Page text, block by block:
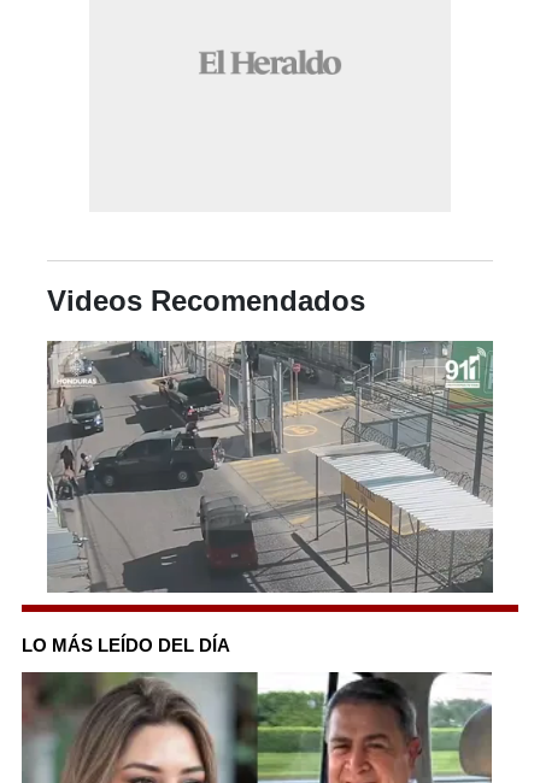
Videos Recomendados
0
of
42
seconds
LO MÁS LEÍDO DEL DÍA